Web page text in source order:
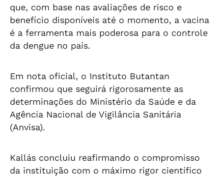
que, com base nas avaliações de risco e
benefício disponíveis até o momento, a vacina
é a ferramenta mais poderosa para o controle
da dengue no país.
Em nota oficial, o Instituto Butantan
confirmou que seguirá rigorosamente as
determinações do Ministério da Saúde e da
Agência Nacional de Vigilância Sanitária
(Anvisa).
Kallás concluiu reafirmando o compromisso
da instituição com o máximo rigor científico